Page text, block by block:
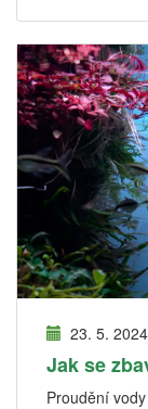
23. 5. 2024
Jak se
Proudění